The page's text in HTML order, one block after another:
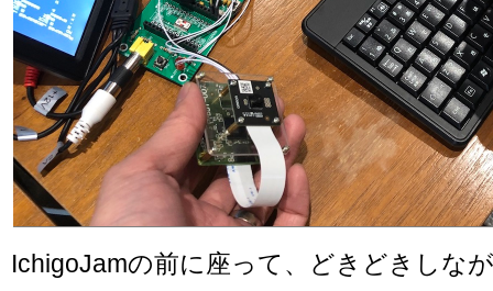
IchigoJamの前に座って、どきどきしな